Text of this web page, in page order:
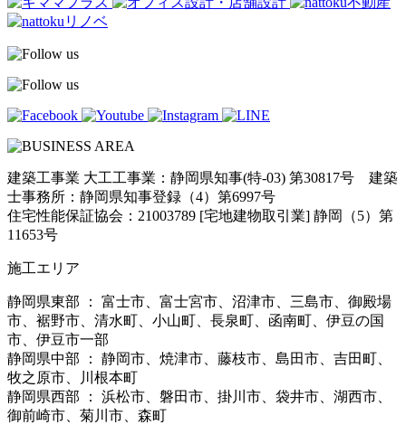
建築工事業 大工工事業：静岡県知事(特-03) 第30817号 建築
士事務所：静岡県知事登録（4）第6997号
住宅性能保証協会：21003789 [宅地建物取引業] 静岡（5）第
11653号
施工エリア
静岡県東部 ： 富士市、富士宮市、沼津市、三島市、御殿場
市、裾野市、清水町、小山町、長泉町、函南町、伊豆の国
市、伊豆市一部
静岡県中部 ： 静岡市、焼津市、藤枝市、島田市、吉田町、
牧之原市、川根本町
静岡県西部 ： 浜松市、磐田市、掛川市、袋井市、湖西市、
御前崎市、菊川市、森町